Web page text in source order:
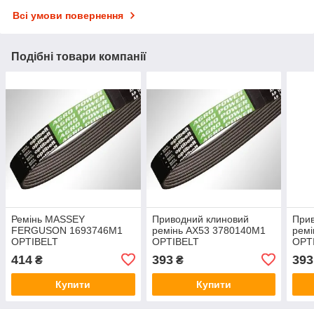
Всі умови повернення
Подібні товари компанії
Ремінь MASSEY
FERGUSON 1693746M1
OPTIBELT
414 ₴
Купити
Приводний клиновий
ремінь AX53 3780140M1
OPTIBELT
393₴
Купити
393